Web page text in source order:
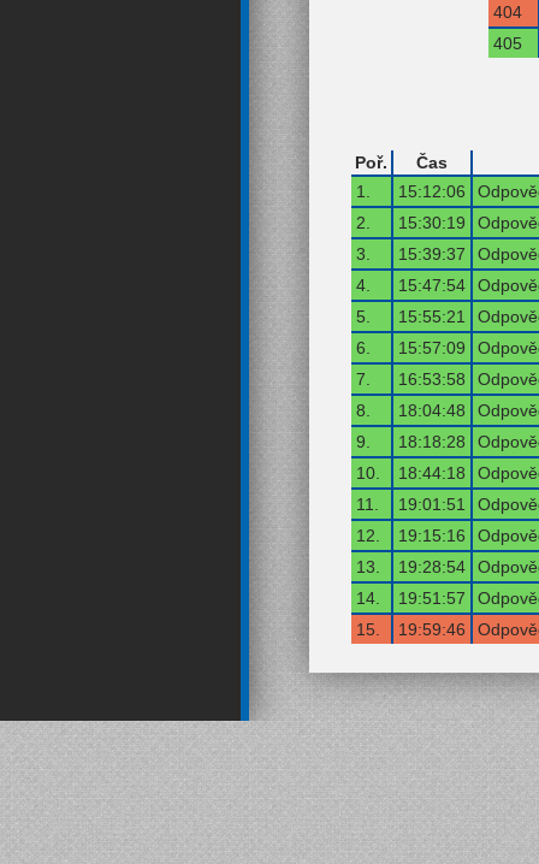
404
405
Poř.
Čas
1.
15:12:06
2.
15:30:19
3.
15:39:37
4.
15:47:54
5.
15:55:21
6.
15:57:09
7.
16:53:58
8.
18:04:48
9.
18:18:28
10.
18:44:18
11.
19:01:51
12.
19:15:16
13.
19:28:54
14.
19:51:57
15.
19:59:46